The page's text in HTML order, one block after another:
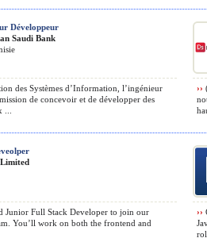
Développeur
Saudi Bank
des Systèmes d’Information, l’ingénieur
de concevoir et de développer des
››
Junior Full Stack Developer to join our
You’ll work on both the frontend and
››